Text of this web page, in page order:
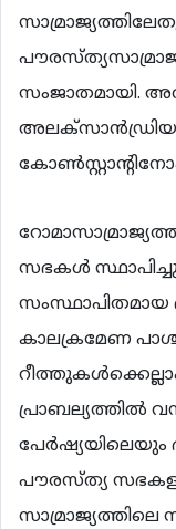
സംജാതമായി.
അലക്സാന്‍ഡ്രിയ
സഭകള്‍
കാലക്രമേണ
പ്രാബല്യത്തില്‍
പൗരസ്ത്യ
സാമ്രാജ്യത്തിലെ